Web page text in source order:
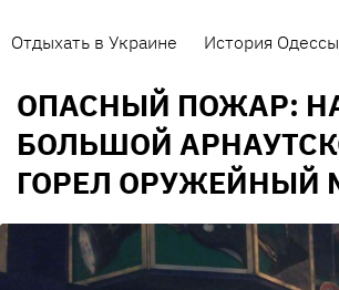
Отдыхать в Украине История Одессы
ОПАСНЫЙ ПОЖАР:
БОЛЬШОЙ
ГОРЕЛ ОРУЖЕЙНЫЙ